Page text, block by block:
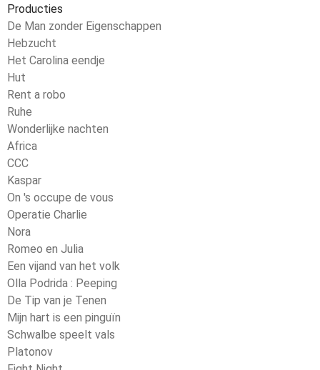
Producties
De Man zonder Eigenschappen
Hebzucht
Het Carolina eendje
Hut
Rent a robo
Ruhe
Wonderlijke nachten
Africa
CCC
Kaspar
On 's occupe de vous
Operatie Charlie
Nora
Romeo en Julia
Een vijand van het volk
Olla Podrida : Peeping
De Tip van je Tenen
Mijn hart is een pinguïn
Schwalbe speelt vals
Platonov